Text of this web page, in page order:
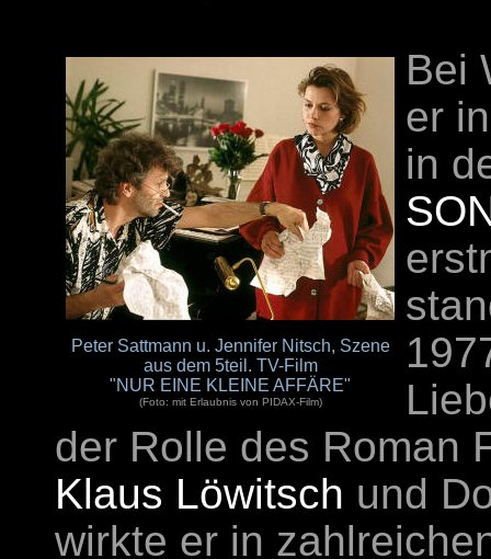
Peter Sattmann u. Jennifer Nitsch, Szene
aus dem 5teil. TV-Film
"NUR EINE KLEINE AFFÄRE"
(Foto: mit Erlaubnis von PIDAX-Film)
Bei
er
in
der Rolle des Roman
Klaus Löwitsch und
wirkte er in